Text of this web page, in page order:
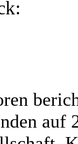
auf